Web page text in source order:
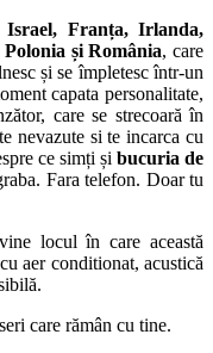
Franța, Irlanda,
și România, care
și se împletesc într-un
capata personalitate,
care se strecoară în
nevazute si te incarca cu
ce simți și bucuria de
Fara telefon. Doar tu
locul în care această
aer conditionat, acustică
care rămân cu tine.